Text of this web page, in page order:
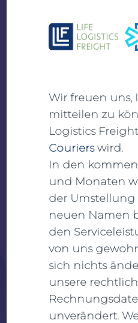
PDF
Wir freuen uns,
mitteilen zu
Logistics
Courierswird.
In den
und Monaten
der Umstellung
neuen Namen
den
von uns
sich nichts
unsere
unverändert.